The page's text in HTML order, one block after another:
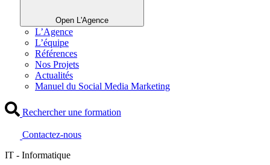
Open L'Agence
L’Agence
L’équipe
Références
Nos Projets
Actualités
Manuel du Social Media Marketing
Rechercher une formation
Contactez-nous
IT - Informatique